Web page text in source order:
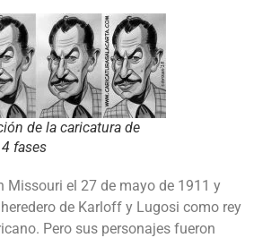
de la caricatura de
fases
Missouri el 27 de mayo de 1911 y
de Karloff y Lugosi como rey
Pero sus personajes fueron